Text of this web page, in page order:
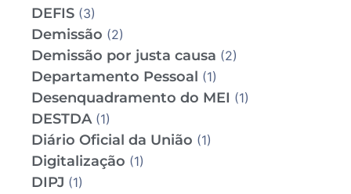
DEFIS (3)
Demissão (2)
Demissão por justa causa (2)
Departamento Pessoal (1)
Desenquadramento do MEI (1)
DESTDA(1)
Diário Oficial da União (1)
Digitalização (1)
DIPJ (1)